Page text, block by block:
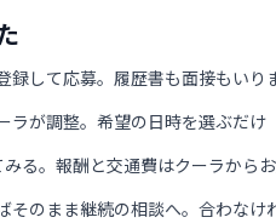
録して応募。履歴書も面接もいり
ラが調整。希望の日時を選ぶだけ
る。報酬と交通費はクーラから
そのまま継続の相談へ。合わなけ